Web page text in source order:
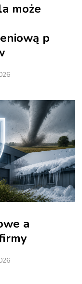
może
p
a